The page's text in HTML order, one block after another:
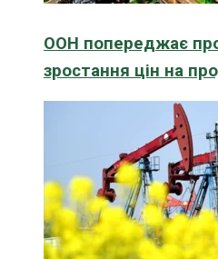
ООН попереджає
зростання цін на